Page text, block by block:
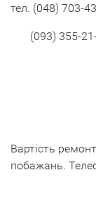
тел. (048) 703-
(093) 355-
Вартість
побажань.